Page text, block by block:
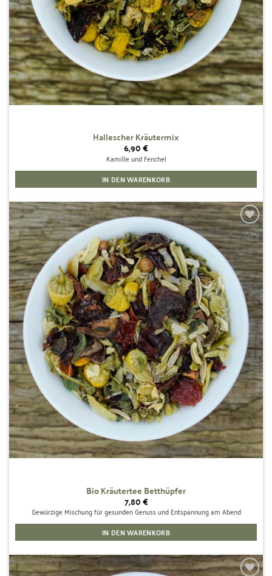
Hallescher Kräutermix
6,90€
Kamille und Fenchel
IN DEN WARENKORB
Zur
Wunschliste
hinzufügen
Bio Kräutertee Betthüpfer
7,80€
Gewürzige Mischung für gesunden Genuss und Entspannung am Abend
IN DEN WARENKORB